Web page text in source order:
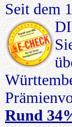
Seit dem
Rund